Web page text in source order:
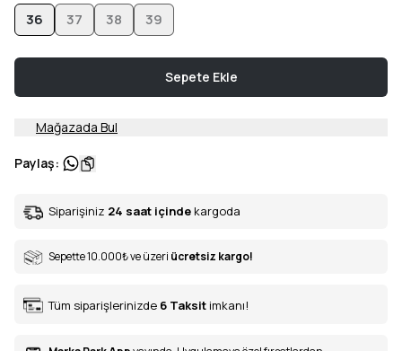
36 37 38 39
Sepete Ekle
Mağazada Bul
Paylaş:
Siparişiniz 24 saat içinde kargoda
Sepette 10.000₺ve üzeri ücretsiz kargo!
Tüm siparişlerinizde 6 Taksit imkanı!